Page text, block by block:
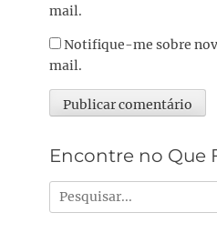
mail.
Notifique-me sobre
mail.
Encontre no Que
Pesquisar
por: